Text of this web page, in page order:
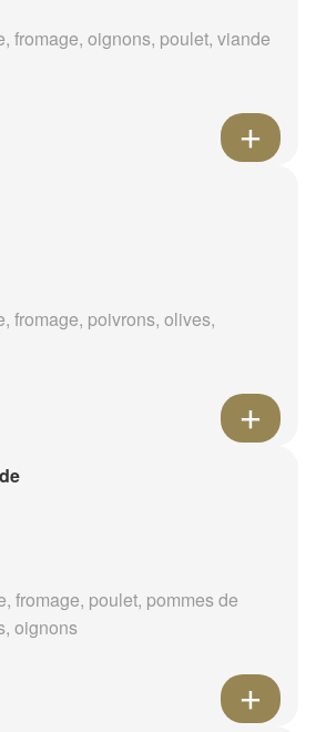
fromage, oignons, poulet, viande
fromage, poivrons, olives,
fromage, poulet, pommes de
oignons